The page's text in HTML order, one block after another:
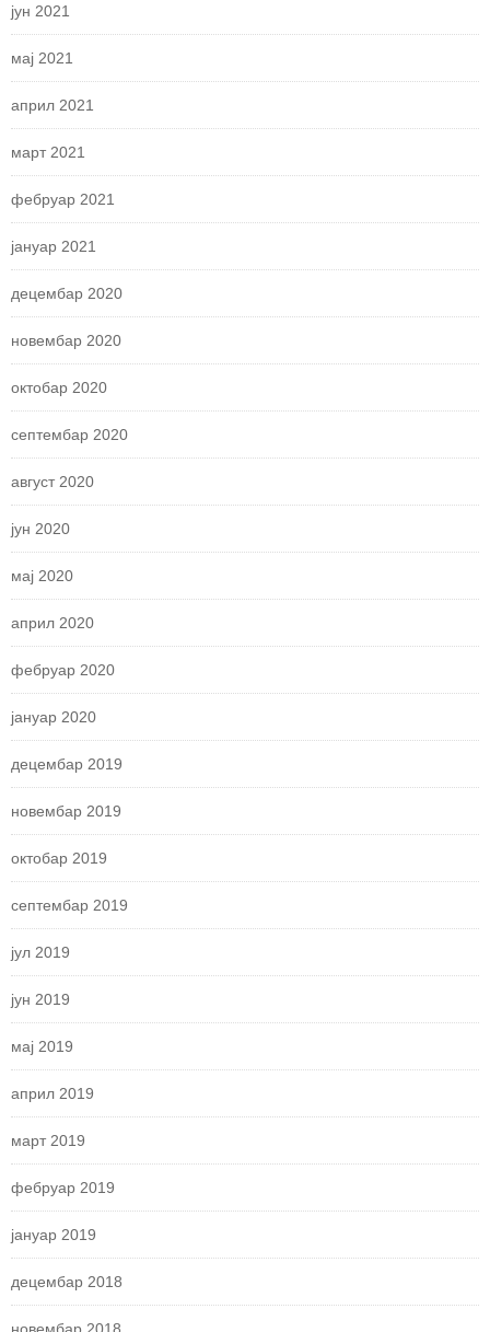
јун 2021
мај 2021
април 2021
март 2021
фебруар 2021
јануар 2021
децембар 2020
новембар 2020
октобар 2020
септембар 2020
август 2020
јун 2020
мај 2020
април 2020
фебруар 2020
јануар 2020
децембар 2019
новембар 2019
октобар 2019
септембар 2019
јул 2019
јун 2019
мај 2019
април 2019
март 2019
фебруар 2019
јануар 2019
децембар 2018